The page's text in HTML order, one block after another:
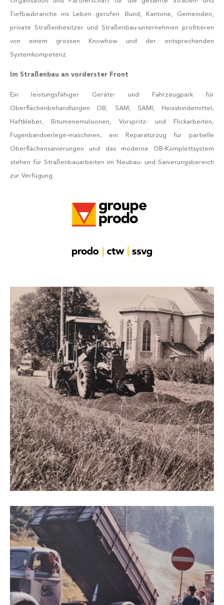
Tiefbaubranche ins Leben gerufen. Bund, Kantone, Gemeinden,
private Straßenbesitzer und Straßenbau-unternehmen profitieren
von einem grossen Knowhow und der entsprechenden
Systemkompetenz.
Im Straßenbau an vorderster Front
Ein leistungsfähiger Geräte- und Fahrzeugpark für
Oberflächenbehandlungen OB, SAM, SAMI, Heissbindemittel,
Haftkleber, Bitumenemulsionen, Vorspritz- und Flickarbeiten,
Fugenbandverlege-maschinen, ein Reparaturzug für partielle
Oberflächensanierungen und das moderne OB-Komplettsystem
stehen für Straßenbauarbeiten im Neubau- und Sanierungsbereich
zur Verfügung.